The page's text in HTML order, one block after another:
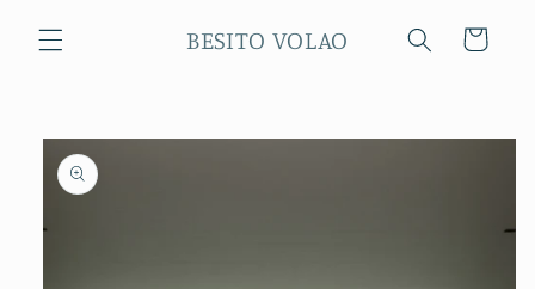
directamente
al contenido
BESITO VOLAO Carrito
directamente
información